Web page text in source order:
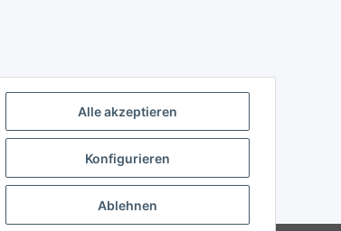
Alle akzeptieren
Konfigurieren
Ablehnen